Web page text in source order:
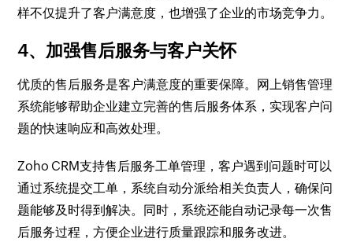
样不仅提升了客户满意度，也增强了企业的市场竞争力。
4、加强售后服务与客户关怀
优质的售后服务是客户满意度的重要保障。网上销售管理
系统能够帮助企业建立完善的售后服务体系，实现客户问
题的快速响应和高效处理。
Zoho CRM支持售后服务工单管理，客户遇到问题时可以
通过系统提交工单，系统自动分派给相关负责人，确保问
题能够及时得到解决。同时，系统还能自动记录每一次售
后服务过程，方便企业进行质量跟踪和服务改进。